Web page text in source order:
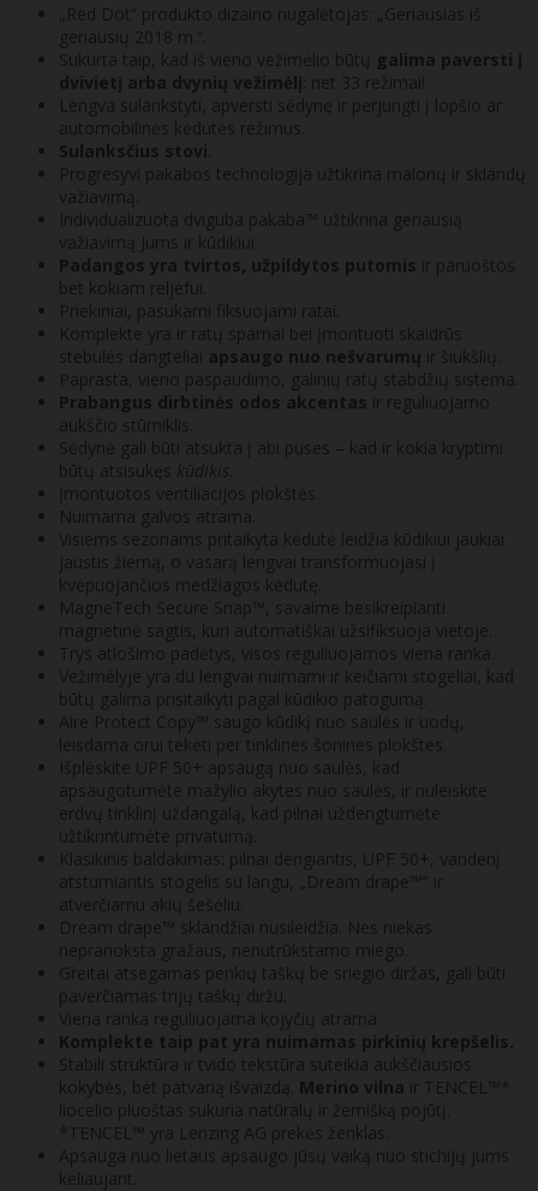
„Red Dot“ produkto dizaino nugalėtojas: „Geriausias iš
geriausių 2018 m.“.
Sukurta taip, kad iš vieno vežimėlio būtų galima paversti į
dvivietį arba dvynių vežimėlį : net 33 režimai!
Lengva sulankstyti, apversti sėdynę ir perjungti į lopšio ar
automobilinės kėdutės režimus.
Sulanksčius stovi
Progresyvi pakabos technologija užtikrina malonų ir sklandų
važiavimą.
Individualizuota dviguba pakaba™ užtikrina geriausią
važiavimą Jums ir kūdikiui.
Padangos yra tvirtos, užpildytos putomis ir paruoštos
bet kokiam reljefui.
Priekiniai, pasukami fiksuojami ratai.
Komplekte yra ir ratų sparnai bei įmontuoti skaidrūs
stebulės dangteliai apsaugo nuo nešvarumų ir šiukšlių.
Paprasta, vieno paspaudimo, galinių ratų stabdžių sistema.
Prabangus dirbtinės odos akcentas ir reguliuojamo
aukščio stūmiklis.
Sėdynė gali būti atsukta į abi puses – kad ir kokia kryptimi
būtų atsisukęs kūdikis
Įmontuotos ventiliacijos plokštės.
Nuimama galvos atrama.
Visiems sezonams pritaikyta kėdutė leidžia kūdikiui jaukiai
jaustis žiemą, o vasarą lengvai transformuojasi į
kvėpuojančios medžiagos kėdutę.
MagneTech Secure Snap™, savaime besikreipianti
magnetinė sagtis, kuri automatiškai užsifiksuoja vietoje.
Trys atlošimo padėtys, visos reguliuojamos viena ranka.
Vežimėlyje yra du lengvai nuimami ir keičiami stogeliai, kad
būtų galima prisitaikyti pagal kūdikio patogumą.
Aire Protect Copy™ saugo kūdikį nuo saulės ir uodų,
leisdama orui tekėti per tinklines šonines plokštes.
Išplėskite UPF 50+ apsaugą nuo saulės, kad
apsaugotumėte mažylio akytes nuo saulės, ir nuleiskite
erdvų tinklinį uždangalą, kad pilnai uždengtumėte
užtikrintumėte privatumą.
Klasikinis baldakimas: pilnai dengiantis, UPF 50+, vandenį
atstumiantis stogelis su langu, „Dream drape™“ ir
atverčiamu akių šešėliu.
Dream drape™ sklandžiai nusileidžia. Nes niekas
nepranoksta gražaus, nenutrūkstamo miego.
Greitai atsegamas penkių taškų be sriegio diržas, gali būti
paverčiamas trijų taškų diržu.
Viena ranka reguliuojama kojyčių atrama.
Komplekte taip pat yra nuimamas pirkinių krepšelis.
Stabili struktūra ir tvido tekstūra suteikia aukščiausios
kokybės, bet patvarią išvaizdą. Merino vilna ir TENCEL™*
liocelio pluoštas sukuria natūralų ir žemišką pojūtį.
*TENCEL™ yra Lenzing AG prekės ženklas.
Apsauga nuo lietaus apsaugo jūsų vaiką nuo stichijų jums
keliaujant.